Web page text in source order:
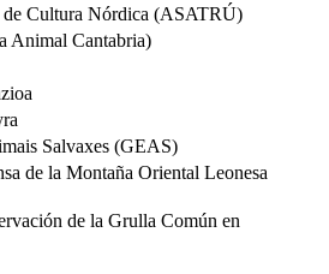
Cultura Nórdica (ASATRÚ)
Animal Cantabria)
Salvaxes (GEAS)
de la Montaña Oriental Leonesa
de la Grulla Común en